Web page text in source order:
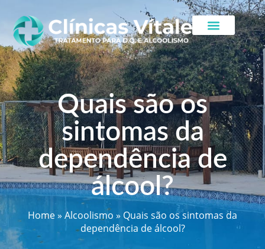
Quais são os
sintomas da
dependência de
álcool?
Home» Alcoolismo » Quais são os sintomas da
dependência de álcool?